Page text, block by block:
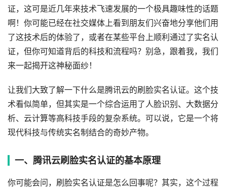
证，这可是近几年来技术飞速发展的一个极具趣味性的话题
啊！你可能已经在社交媒体上看到朋友们兴奋地分享他们用
了这技术后的体验了，或者在某些平台上顺利通过了实名认
证，但你可知道背后的科技和流程吗？别急，跟着我，我们
来一起揭开这神秘面纱！
让我们大致了解一下什么是腾讯云的刷脸实名认证。这个技
术看似简单，但其实是一个综合运用了人脸识别、大数据分
析、云计算等高科技手段的复杂系统。可以说，它是一个将
现代科技与传统实名制结合的奇妙产物。
一、腾讯云刷脸实名认证的基本原理
你可能会问，刷脸实名认证是怎么回事呢？其实，这个过程